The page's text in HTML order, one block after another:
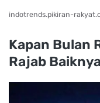
indotrends.pikiran-
Kapan Bulan
Rajab